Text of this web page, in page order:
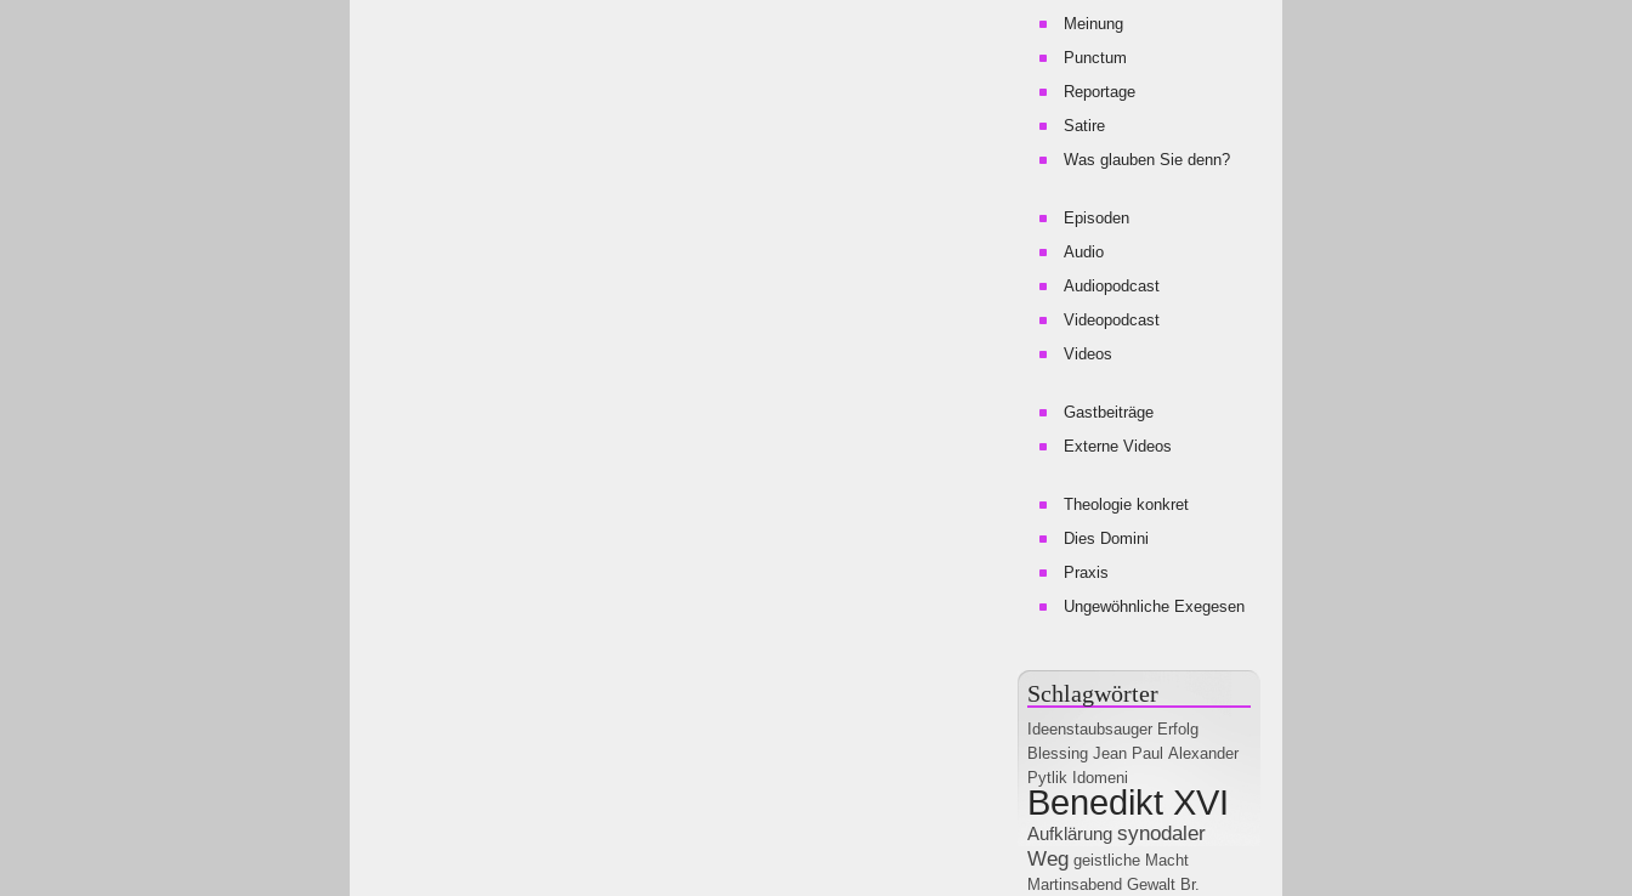
Meinung
Punctum
Reportage
Satire
Was glauben Sie denn?
Episoden
Audio
Audiopodcast
Videopodcast
Videos
Gastbeiträge
Externe Videos
Theologie konkret
Dies Domini
Praxis
Ungewöhnliche Exegesen
Schlagwörter
Ideenstaubsauger Erfolg
Blessing Jean Paul Alexander
Pytlik Idomeni
Benedikt XVI
Aufklärung synodaler
Weg geistliche Macht
Martinsabend Gewalt Br.